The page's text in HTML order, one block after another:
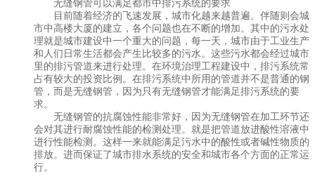
无缝钢管可以满足都市中排污系统的要求
目前随着经济的飞速发展，城市化越来越普遍。伴随则会城
市中高楼大厦的建立，各个问题也在不断的增加。其中的污水处
理就是城市建设中一个重大的问题，每一天，城市由于工业生产
和人们日常生活都会产生比较多的污水。这些污水都会经过城市
里的排污管道来进行处理。在环境治理工程建设中，排污系统常
占有较大的投资比例。在排污系统中所用的管道并不是普通的钢
管，而是无缝钢管，因为只有无缝钢管才能满足排污系统的要
求。
无缝钢管的抗腐蚀性能非常好，因为无缝钢管在加工环节还
会对其进行耐腐蚀性能的检测处理。就是把管道放进酸性溶液中
进行性能检测。这样一来就能满足污水中的酸性或者碱性物质的
排放。进而保证了城市排水系统的安全和城市各个方面的正常运
行。